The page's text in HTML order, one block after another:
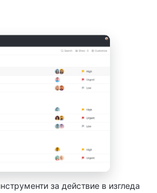
за действие в изгледа